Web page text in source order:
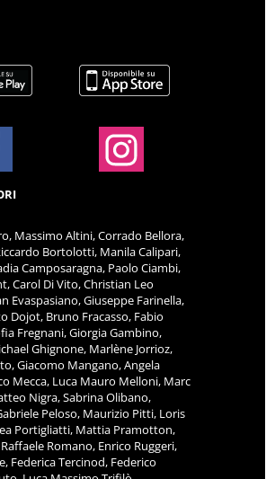
Massimo Altini, Corrado Bellora,
Bortolotti, Manila Calipari,
Camposaragna, Paolo Ciambi,
Carol Di Vito, Christian Leo
Evaspasiano, Giuseppe Farinella,
Dojot, Bruno Fracasso, Fabio
Fregnani, Giorgia Gambino,
Ghignone, Marlène Jorrioz,
Giacomo Mangano, Angela
Mecca, Luca Mauro Melloni, Marc
Nigra, Sabrina Olibano,
Peloso, Maurizio Pitti, Loris
Portigliatti, Mattia Pramotton,
Romano, Enrico Ruggeri,
Federica Tercinod, Federico